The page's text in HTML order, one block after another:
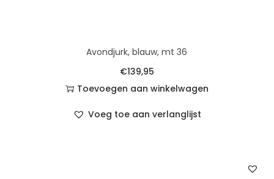
Avondjurk, blauw, mt 36
€139,95
Toevoegen aan winkelwagen
Voeg toe aan verlanglijst